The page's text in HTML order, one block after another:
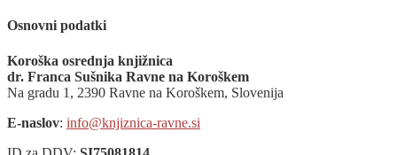
Osnovni podatki
Koroška osrednja knjižnica
dr. Franca Sušnika Ravne na Koroškem
Na gradu 1, 2390 Ravne na Koroškem, Slovenija
E-naslov: info@knjiznica-ravne.si